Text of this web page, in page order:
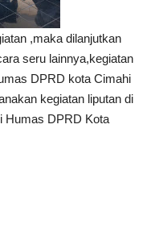
,maka dilanjutkan
seru lainnya,kegiatan
DPRD kota Cimahi
kegiatan liputan di
Humas DPRD Kota